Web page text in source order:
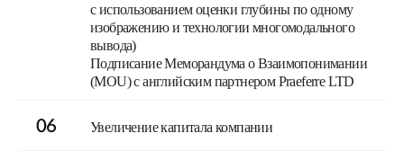
с использованием оценки глубины по одному
изображению и технологии многомодального
вывода)
Подписание Меморандума о Взаимопонимании
(MOU) с английским партнером Praeferre LTD
06 Увеличение капитала компании